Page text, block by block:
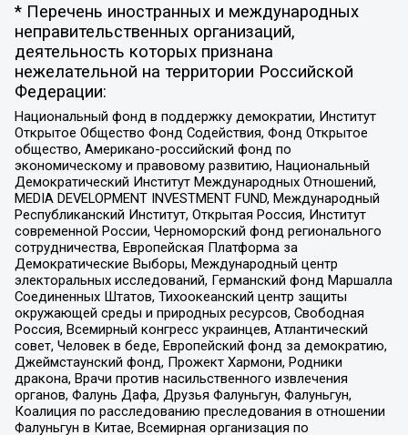
* Перечень иностранных и международных
неправительственных организаций,
деятельность которых признана
нежелательной на территории Российской
Федерации:
Национальный фонд в поддержку демократии, Институт
Открытое Общество Фонд Содействия, Фонд Открытое
общество, Американо-российский фонд по
экономическому и правовому развитию, Национальный
Демократический Институт Международных Отношений,
MEDIA DEVELOPMENT INVESTMENT FUND, Международный
Республиканский Институт, Открытая Россия, Институт
современной России, Черноморский фонд регионального
сотрудничества, Европейская Платформа за
Демократические Выборы, Международный центр
электоральных исследований, Германский фонд Маршалла
Соединенных Штатов, Тихоокеанский центр защиты
окружающей среды и природных ресурсов, Свободная
Россия, Всемирный конгресс украинцев, Атлантический
совет, Человек в беде, Европейский фонд за демократию,
Джеймстаунский фонд, Прожект Хармони, Родники
дракона, Врачи против насильственного извлечения
органов, Фалунь Дафа, Друзья Фалуньгун, Фалуньгун,
Коалиция по расследованию преследования в отношении
Фалуньгун в Китае, Всемирная организация по